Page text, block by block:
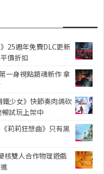
25週年免費DLC更新
價折扣
一身視點類魂新作 拿
鐵少女》快節奏肉鴿砍
試玩上架中
莉莉狂想曲》只有黑
核雙人合作物理遊戲